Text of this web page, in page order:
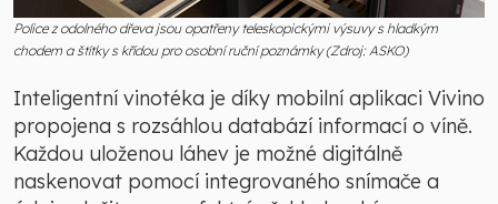
Police z odolného dřeva jsou opatřeny teleskopickými výsuvy s hladkým
chodem a štítky s křídou pro osobní ruční poznámky (Zdroj: ASKO)
Inteligentní vinotéka je díky mobilní aplikaci Vivino
propojena s rozsáhlou databází informací o víně.
Každou uloženou láhev je možné digitálně
naskenovat pomocí integrovaného snímače a